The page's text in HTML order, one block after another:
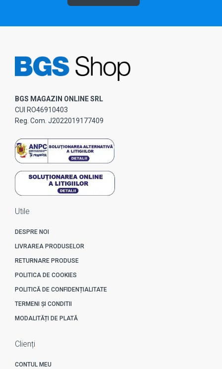
BGS MAGAZIN ONLINE SRL
CUI RO46910403
Reg. Com. J2022019177409
Utile
DESPRE NOI
LIVRAREA PRODUSELOR
RETURNARE PRODUSE
POLITICA DE COOKIES
POLITICĂ DE CONFIDENȚIALITATE
TERMENI ȘI CONDITII
MODALITĂȚI DE PLATĂ
Clienți
CONTUL MEU